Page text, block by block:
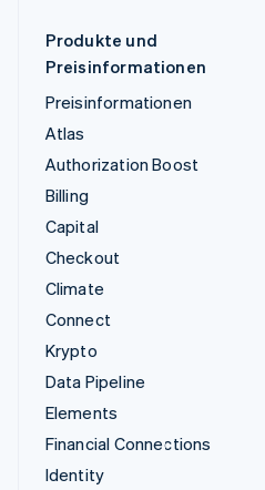
Produkte und
Preisinformationen
Preisinformationen
Atlas
Authorization Boost
Billing
Capital
Checkout
Climate
Connect
Krypto
Data Pipeline
Elements
Financial Connections
Identity